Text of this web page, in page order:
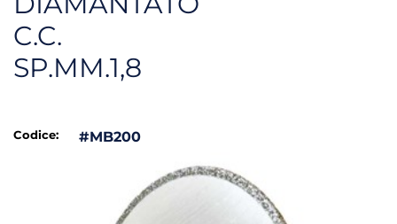
C.C.
SP.MM.1,8
Codice: #MB200